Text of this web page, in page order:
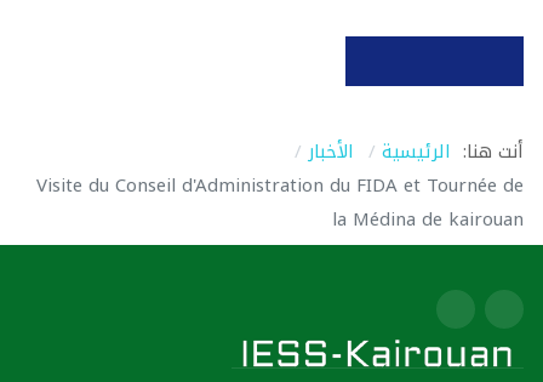
أنت هنا: الرئيسية
الأخبار
Visite du Conseil d'Administration du FIDA et Tournée de
la Médina de kairouan